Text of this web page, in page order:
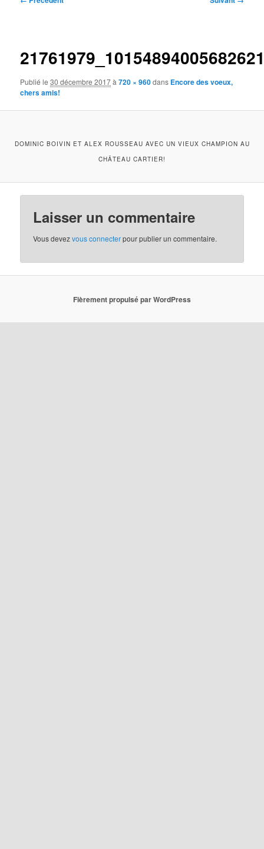
Publié le30 décembre 2017à720 × 960dans Encore des voeux,
chers amis!
DOMINIC BOIVIN ET ALEX ROUSSEAU AVEC UN VIEUX CHAMPION AU
CHÂTEAU CARTIER!
Laisser un commentaire
Vous devezvous connecterpour publier un commentaire.
Fièrement propulsé par WordPress